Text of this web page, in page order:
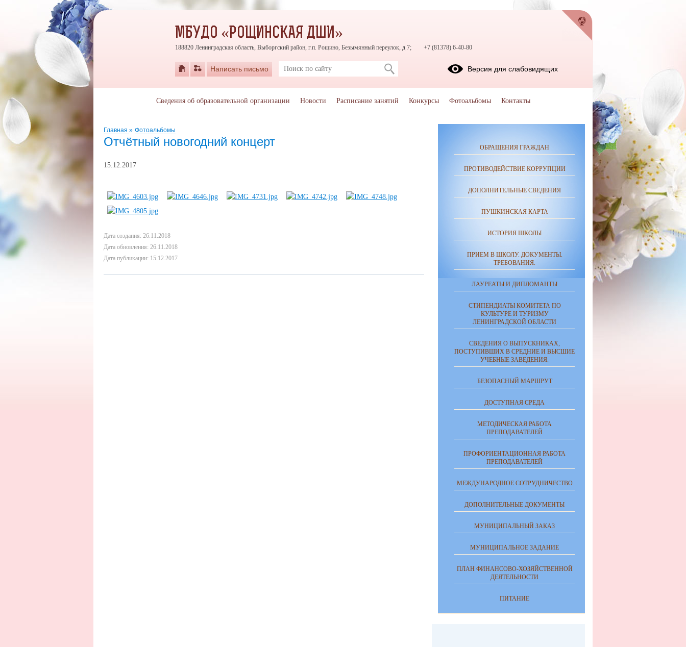
Главная » Фотоальбомы
Отчётный новогодний концерт
15.12.2017
Дата создания: 26.11.2018
Дата обновления: 26.11.2018
Дата публикации: 15.12.2017
ОБРАЩЕНИЯ ГРАЖДАН
ПРОТИВОДЕЙСТВИЕ КОРРУПЦИИ
ДОПОЛНИТЕЛЬНЫЕ СВЕДЕНИЯ
ПУШКИНСКАЯ КАРТА
ИСТОРИЯ ШКОЛЫ
ПРИЕМ В ШКОЛУ. ДОКУМЕНТЫ.
ТРЕБОВАНИЯ.
ЛАУРЕАТЫ И ДИПЛОМАНТЫ
СТИПЕНДИАТЫ КОМИТЕТА ПО
КУЛЬТУРЕ И ТУРИЗМУ
ЛЕНИНГРАДСКОЙ ОБЛАСТИ
СВЕДЕНИЯ О ВЫПУСКНИКАХ,
ПОСТУПИВШИХ В СРЕДНИЕ И ВЫСШИЕ
УЧЕБНЫЕ ЗАВЕДЕНИЯ.
БЕЗОПАСНЫЙ МАРШРУТ
ДОСТУПНАЯ СРЕДА
МЕТОДИЧЕСКАЯ РАБОТА
ПРЕПОДАВАТЕЛЕЙ
ПРОФОРИЕНТАЦИОННАЯ РАБОТА
ПРЕПОДАВАТЕЛЕЙ
МЕЖДУНАРОДНОЕ СОТРУДНИЧЕСТВО
ДОПОЛНИТЕЛЬНЫЕ ДОКУМЕНТЫ
МУНИЦИПАЛЬНЫЙ ЗАКАЗ
МУНИЦИПАЛЬНОЕ ЗАДАНИЕ
ПЛАН ФИНАНСОВО-ХОЗЯЙСТВЕННОЙ
ДЕЯТЕЛЬНОСТИ
ПИТАНИЕ
МБУДО «РОЩИНСКАЯ ДШИ»
188820 Ленинградская область, Выборгский район, г.п. Рощино, Безымянный переулок, д 7; +7 (81378) 6-40-80
Написать письмо Версия для слабовидящих
Сведения об образовательной организации Новости Расписание занятий Конкурсы Фотоальбомы Контакты